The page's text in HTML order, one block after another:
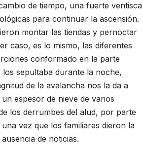
de tiempo, una fuerte ventisca
para continuar la ascensión.
montar las tiendas y pernoctar
caso, es lo mismo, las diferentes
conformado en la parte
sepultaba durante la noche,
de la avalancha nos la da a
espesor de nieve de varios
los derrumbes del alud, por parte
vez que los familiares dieron la
de noticias.